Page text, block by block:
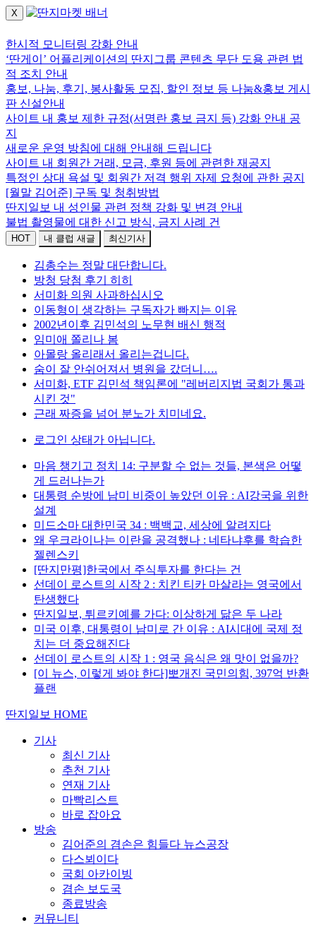
X
한시적 모니터링 강화 안내
‘딴게이’ 어플리케이션의 딴지그룹 콘텐츠 무단 도용 관련 법
적 조치 안내
홍보, 나눔, 후기, 봉사활동 모집, 할인 정보 등 나눔&홍보 게시
판 신설안내
사이트 내 홍보 제한 규정(서명란 홍보 금지 등) 강화 안내 공
지
새로운 운영 방침에 대해 안내해 드립니다
사이트 내 회원간 거래, 모금, 후원 등에 관련한 재공지
특정인 상대 욕설 및 회원간 저격 행위 자제 요청에 관한 공지
[월말 김어준] 구독 및 청취방법
딴지일보 내 성인물 관련 정책 강화 및 변경 안내
불법 촬영물에 대한 신고 방식, 금지 사례 건
HOT 내 클럽 새글 최신기사
김총수는 정말 대단합니다.
방청 당첨 후기 히히
서미화 의원 사과하십시오
이동형이 생각하는 구독자가 빠지는 이유
2002년이후 김민석의 노무현 배신 행적
임미애 쫄리나 봄
아몰랑 올리래서 올리는겁니다.
숨이 잘 안쉬어져서 병원을 갔더니….
서미화, ETF 김민석 책임론에 "레버리지법 국회가 통과
시킨 것"
근래 짜증을 넘어 분노가 치미네요.
로그인 상태가 아닙니다.
마음 챙기고 정치 14: 구분할 수 없는 것들, 본색은 어떻
게 드러나는가
대통령 순방에 남미 비중이 높았던 이유 : AI강국을 위한
설계
미드소마 대한민국 34 : 백백교, 세상에 알려지다
왜 우크라이나는 이란을 공격했나 : 네타냐후를 학습한
젤렌스키
[딴지만평]한국에서 주식투자를 한다는 건
선데이 로스트의 시작 2 : 치킨 티카 마살라는 영국에서
탄생했다
딴지일보, 튀르키예를 가다: 이상하게 닮은 두 나라
미국 이후, 대통령이 남미로 간 이유 : AI시대에 국제 정
치는 더 중요해진다
선데이 로스트의 시작 1 : 영국 음식은 왜 맛이 없을까?
[이 뉴스, 이렇게 봐야 한다]뽀개진 국민의힘, 397억 반환
플랜
딴지일보 HOME
기사
최신 기사
추천 기사
연재 기사
마빡리스트
바로 잡아요
방송
김어준의 겸손은 힘들다 뉴스공장
다스뵈이다
국회 아카이빙
겸손 보도국
종료방송
커뮤니티